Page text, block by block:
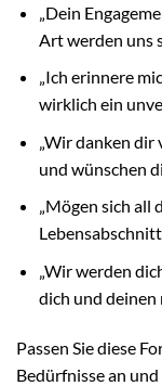
„Dein
Art werden uns
„Ich erinnere
wirklich ein
„Wir danken
und wünschen
„Mögen sich all
„Wir werden
dich und deinen
Passen Sie diese
Bedürfnisse an